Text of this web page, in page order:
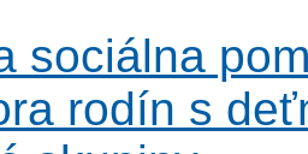
sociálna
rodín s